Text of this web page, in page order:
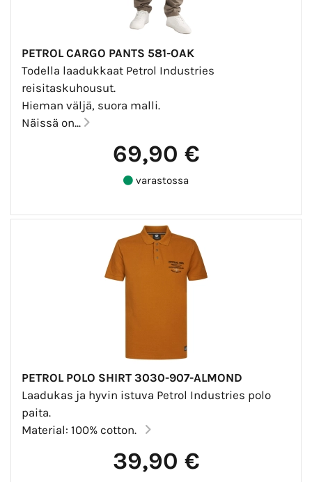
PETROL CARGO PANTS 581-OAK
Todella laadukkaat Petrol Industries
reisitaskuhousut.
Hieman väljä, suora malli.
Näissä on...
69,90 €
varastossa
PETROL POLO SHIRT 3030-907-ALMOND
Laadukas ja hyvin istuva Petrol Industries polo
paita.
Material: 100% cotton.
39,90 €